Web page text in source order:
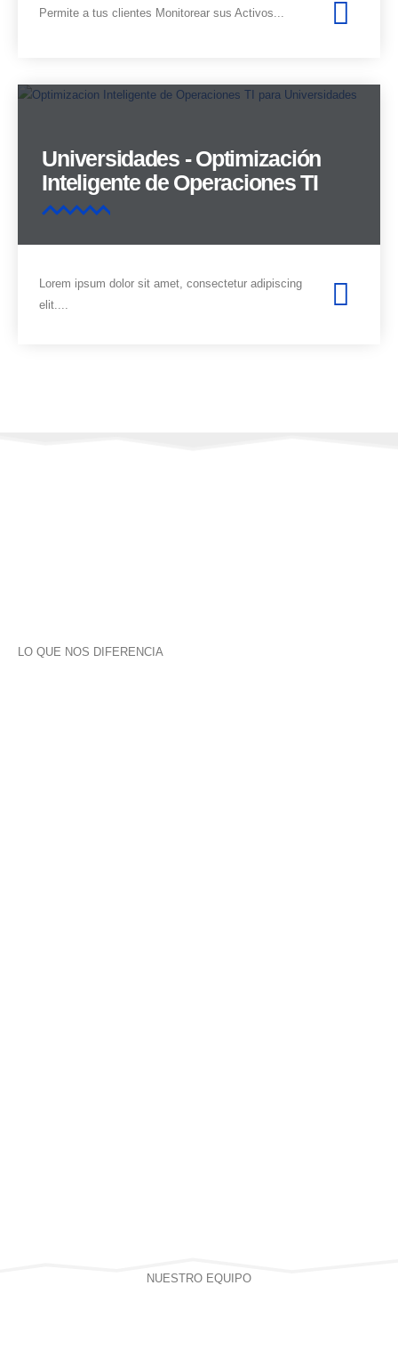
Permite a tus clientes Monitorear sus Activos...
Universidades - Optimización
Inteligente de Operaciones TI
Lorem ipsum dolor sit amet, consectetur adipiscing
elit....
LO QUE NOS DIFERENCIA
NUESTRO EQUIPO